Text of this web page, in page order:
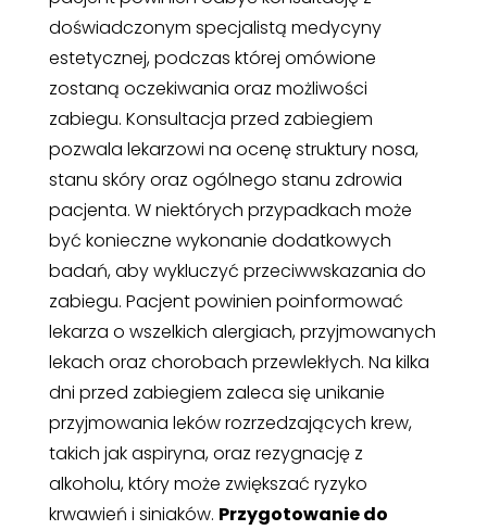
doświadczonym specjalistą medycyny
estetycznej, podczas której omówione
zostaną oczekiwania oraz możliwości
zabiegu. Konsultacja przed zabiegiem
pozwala lekarzowi na ocenę struktury nosa,
stanu skóry oraz ogólnego stanu zdrowia
pacjenta. W niektórych przypadkach może
być konieczne wykonanie dodatkowych
badań, aby wykluczyć przeciwwskazania do
zabiegu. Pacjent powinien poinformować
lekarza o wszelkich alergiach, przyjmowanych
lekach oraz chorobach przewlekłych. Na kilka
dni przed zabiegiem zaleca się unikanie
przyjmowania leków rozrzedzających krew,
takich jak aspiryna, oraz rezygnację z
alkoholu, który może zwiększać ryzyko
krwawień i siniaków. Przygotowanie do